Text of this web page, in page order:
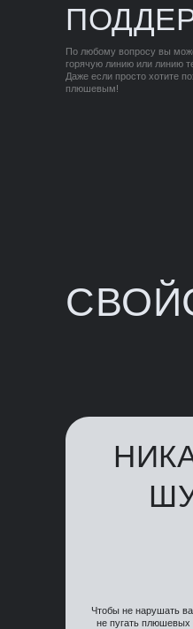
По любому вопросу вы
горячую линию или линию
Даже если просто хотите
плюшевым!
Чтобы не нарушать
не пугать